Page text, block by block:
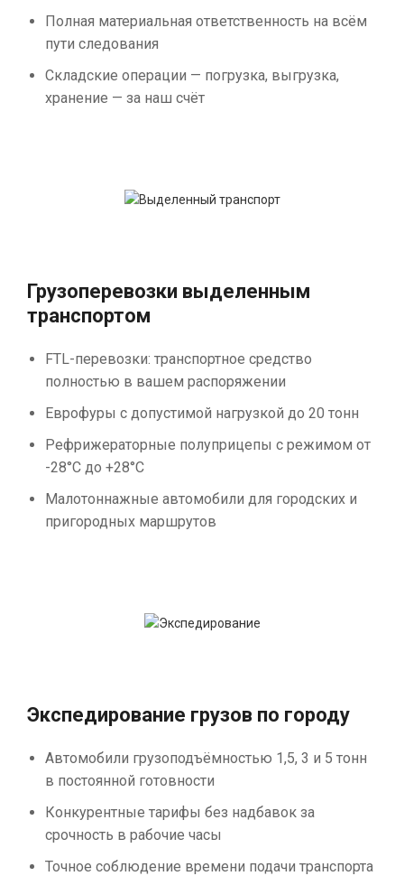
Полная материальная ответственность на всём
пути следования
Складские операции — погрузка, выгрузка,
хранение — за наш счёт
Грузоперевозки выделенным
транспортом
FTL-перевозки: транспортное средство
полностью в вашем распоряжении
Еврофуры с допустимой нагрузкой до 20 тонн
Рефрижераторные полуприцепы с режимом от
-28°С до +28°С
Малотоннажные автомобили для городских и
пригородных маршрутов
Экспедирование грузов по городу
Автомобили грузоподъёмностью 1,5, 3 и 5 тонн
в постоянной готовности
Конкурентные тарифы без надбавок за
срочность в рабочие часы
Точное соблюдение времени подачи транспорта